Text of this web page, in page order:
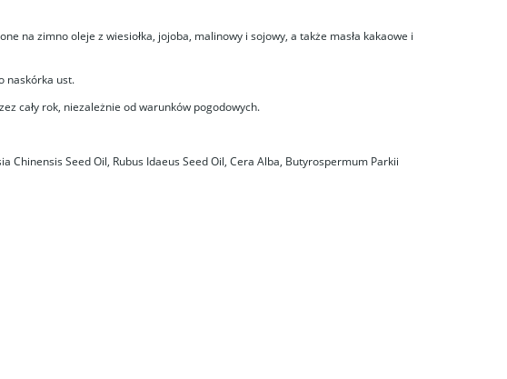
na zimno oleje z wiesiołka, jojoba, malinowy i sojowy, a także masła kakaowe i
naskórka ust.
cały rok, niezależnie od warunków pogodowych.
Chinensis Seed Oil, Rubus Idaeus Seed Oil, Cera Alba, Butyrospermum Parkii